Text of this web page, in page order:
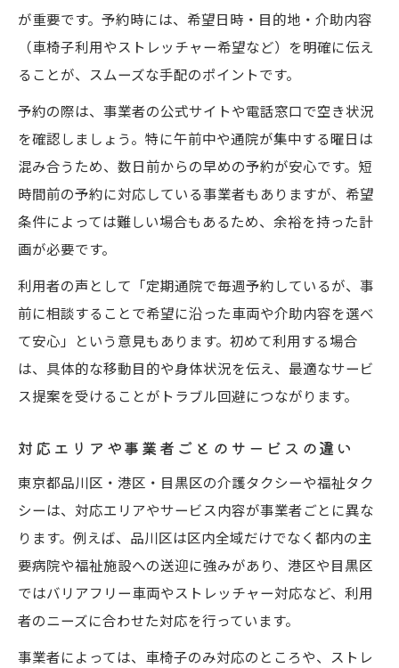
が重要です。予約時には、希望日時・目的地・介助内容
（車椅子利用やストレッチャー希望など）を明確に伝え
ることが、スムーズな手配のポイントです。
予約の際は、事業者の公式サイトや電話窓口で空き状況
を確認しましょう。特に午前中や通院が集中する曜日は
混み合うため、数日前からの早めの予約が安心です。短
時間前の予約に対応している事業者もありますが、希望
条件によっては難しい場合もあるため、余裕を持った計
画が必要です。
利用者の声として「定期通院で毎週予約しているが、事
前に相談することで希望に沿った車両や介助内容を選べ
て安心」という意見もあります。初めて利用する場合
は、具体的な移動目的や身体状況を伝え、最適なサービ
ス提案を受けることがトラブル回避につながります。
対応エリアや事業者ごとのサービスの違い
東京都品川区・港区・目黒区の介護タクシーや福祉タク
シーは、対応エリアやサービス内容が事業者ごとに異な
ります。例えば、品川区は区内全域だけでなく都内の主
要病院や福祉施設への送迎に強みがあり、港区や目黒区
ではバリアフリー車両やストレッチャー対応など、利用
者のニーズに合わせた対応を行っています。
事業者によっては、車椅子のみ対応のところや、ストレ